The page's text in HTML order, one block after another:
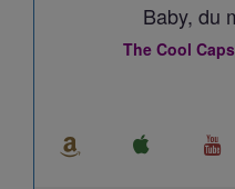
Baby, du
The Cool